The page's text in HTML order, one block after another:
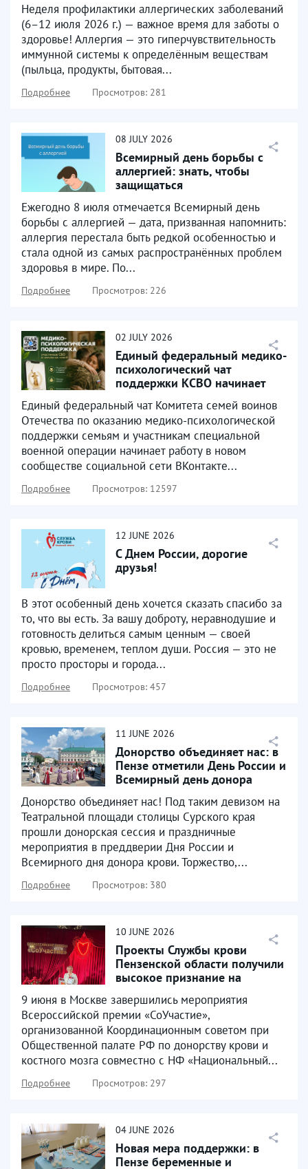
Неделя профилактики аллергических заболеваний
(6–12 июля 2026 г.) — важное время для заботы о
здоровье! Аллергия — это гиперчувствительность
иммунной системы к определённым веществам
(пыльца, продукты, бытовая...
Подробнее Просмотров: 281
08 JULY 2026
Всемирный день борьбы с
аллергией: знать, чтобы
защищаться
Ежегодно 8 июля отмечается Всемирный день
борьбы с аллергией — дата, призванная напомнить:
аллергия перестала быть редкой особенностью и
стала одной из самых распространённых проблем
здоровья в мире. По...
Подробнее Просмотров: 226
02 JULY 2026
Единый федеральный медико-
психологический чат
поддержки КСВО начинает
Единый федеральный чат Комитета семей воинов
Отечества по оказанию медико-психологической
поддержки семьям и участникам специальной
военной операции начинает работу в новом
сообществе социальной сети ВКонтакте...
Подробнее Просмотров: 12597
12 JUNE 2026
С Днем России, дорогие
друзья!
В этот особенный день хочется сказать спасибо за
то, что вы есть. За вашу доброту, неравнодушие и
готовность делиться самым ценным — своей
кровью, временем, теплом души. Россия — это не
просто просторы и города...
Подробнее Просмотров: 457
11 JUNE 2026
Донорство объединяет нас: в
Пензе отметили День России и
Всемирный день донора
Донорство объединяет нас! Под таким девизом на
Театральной площади столицы Сурского края
прошли донорская сессия и праздничные
мероприятия в преддверии Дня России и
Всемирного дня донора крови. Торжество,...
Подробнее Просмотров: 380
10 JUNE 2026
Проекты Службы крови
Пензенской области получили
высокое признание на
9 июня в Москве завершились мероприятия
Всероссийской премии «СоУчастие»,
организованной Координационным советом при
Общественной палате РФ по донорству крови и
костного мозга совместно с НФ «Национальный...
Подробнее Просмотров: 297
04 JUNE 2026
Новая мера поддержки: в
Пензе беременные и